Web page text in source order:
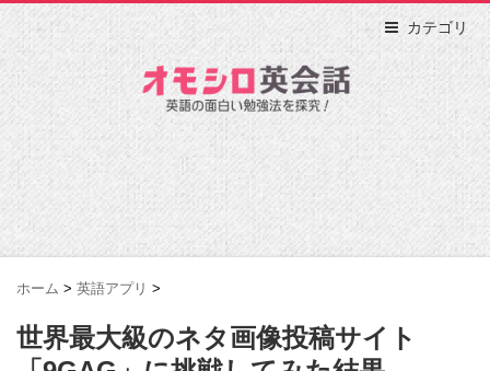
カテゴリ
ホーム > 英語アプリ >
世界最大級のネタ画像投稿サイト